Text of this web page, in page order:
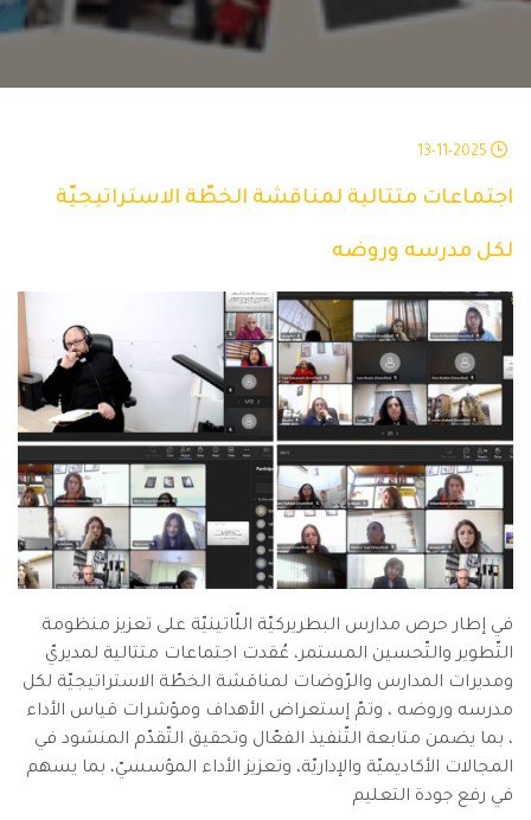
اجتماعات متتالية لمناقشة الخطّة الاستراتيجيّة
لكل مدرسه وروضه
في إطار حرص مدارس البطريركيّة اللّاتينيّة على تعزيز منظومة
التّطوير والتّحسين المستمر، عُقدت اجتماعات متتالية لمديريّ
ومديرات المدارس والرّوضات لمناقشة الخطّة الاستراتيجيّة لكل
مدرسه وروضه ، وتمّ إستعراض الأهداف ومؤشرات قياس الأداء
، بما يضمن متابعة التّنفيذ الفعّال وتحقيق التّقدّم المنشود في
المجالات الأكاديميّة والإداريّة، وتعزيز الأداء المؤسسيّ، بما يسهم
في رفع جودة التعليم